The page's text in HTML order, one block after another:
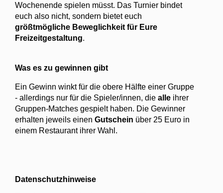
Wochenende spielen müsst. Das Turnier bindet
euch also nicht, sondern bietet euch
größtmögliche Beweglichkeit für Eure
Freizeitgestaltung.
Was es zu gewinnen gibt
Ein Gewinn winkt für die obere Hälfte einer Gruppe
- allerdings nur für die Spieler/innen, die alle ihrer
Gruppen-Matches gespielt haben. Die Gewinner
erhalten jeweils einen Gutschein über 25 Euro in
einem Restaurant ihrer Wahl.
Datenschutzhinweise